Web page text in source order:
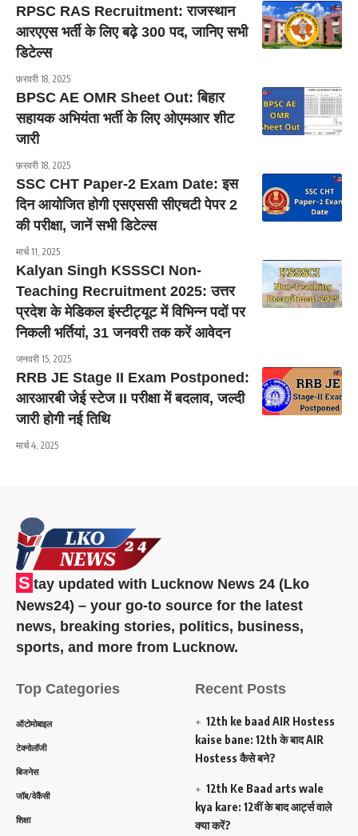
RPSC RAS Recruitment: राजस्थान
आरएएस भर्ती के लिए बढ़े 300 पद, जानिए सभी
डिटेल्स
फ़रवरी 18, 2025
BPSC AE OMR Sheet Out: बिहार
सहायक अभियंता भर्ती के लिए ओएमआर शीट
जारी
फ़रवरी 18, 2025
SSC CHT Paper-2 Exam Date: इस
दिन आयोजित होगी एसएससी सीएचटी पेपर 2
की परीक्षा, जानें सभी डिटेल्स
मार्च 11, 2025
Kalyan Singh KSSSCI Non-
Teaching Recruitment 2025: उत्तर
प्रदेश के मेडिकल इंस्टीट्यूट में विभिन्न पदों पर
निकली भर्तियां, 31 जनवरी तक करें आवेदन
जनवरी 15, 2025
RRB JE Stage II Exam Postponed:
आरआरबी जेई स्टेज II परीक्षा में बदलाव, जल्दी
जारी होगी नई तिथि
मार्च 4, 2025
S tay updated with Lucknow News 24 (Lko
News24) – your go-to source for the latest
news, breaking stories, politics, business,
sports, and more from Lucknow.
Top Categories
ऑटोमोबाइल
टेक्नोलॉजी
बिजनेस
जॉब/वेकैंसी
शिक्षा
Recent Posts
12th ke baad AIR Hostess
kaise bane: 12th के बाद AIR
Hostess कैसे बने?
12th Ke Baad arts wale
kya kare: 12वीं के बाद आर्ट्स वाले
क्या करें?